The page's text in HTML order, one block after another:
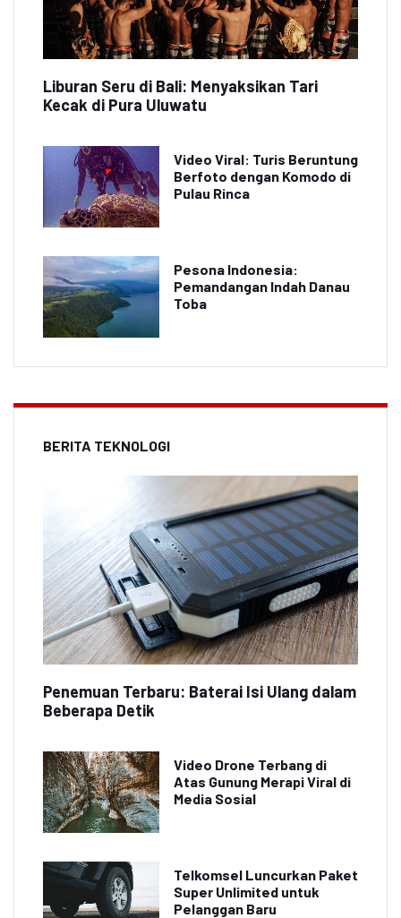
Liburan Seru di Bali: Menyaksikan Tari
Kecak di Pura Uluwatu
Video Viral: Turis Beruntung
Berfoto dengan Komodo di
Pulau Rinca
Pesona Indonesia:
Pemandangan Indah Danau
Toba
BERITA TEKNOLOGI
Penemuan Terbaru: Baterai Isi Ulang dalam
Beberapa Detik
Video Drone Terbang di
Atas Gunung Merapi Viral di
Media Sosial
Telkomsel Luncurkan Paket
Super Unlimited untuk
Pelanggan Baru